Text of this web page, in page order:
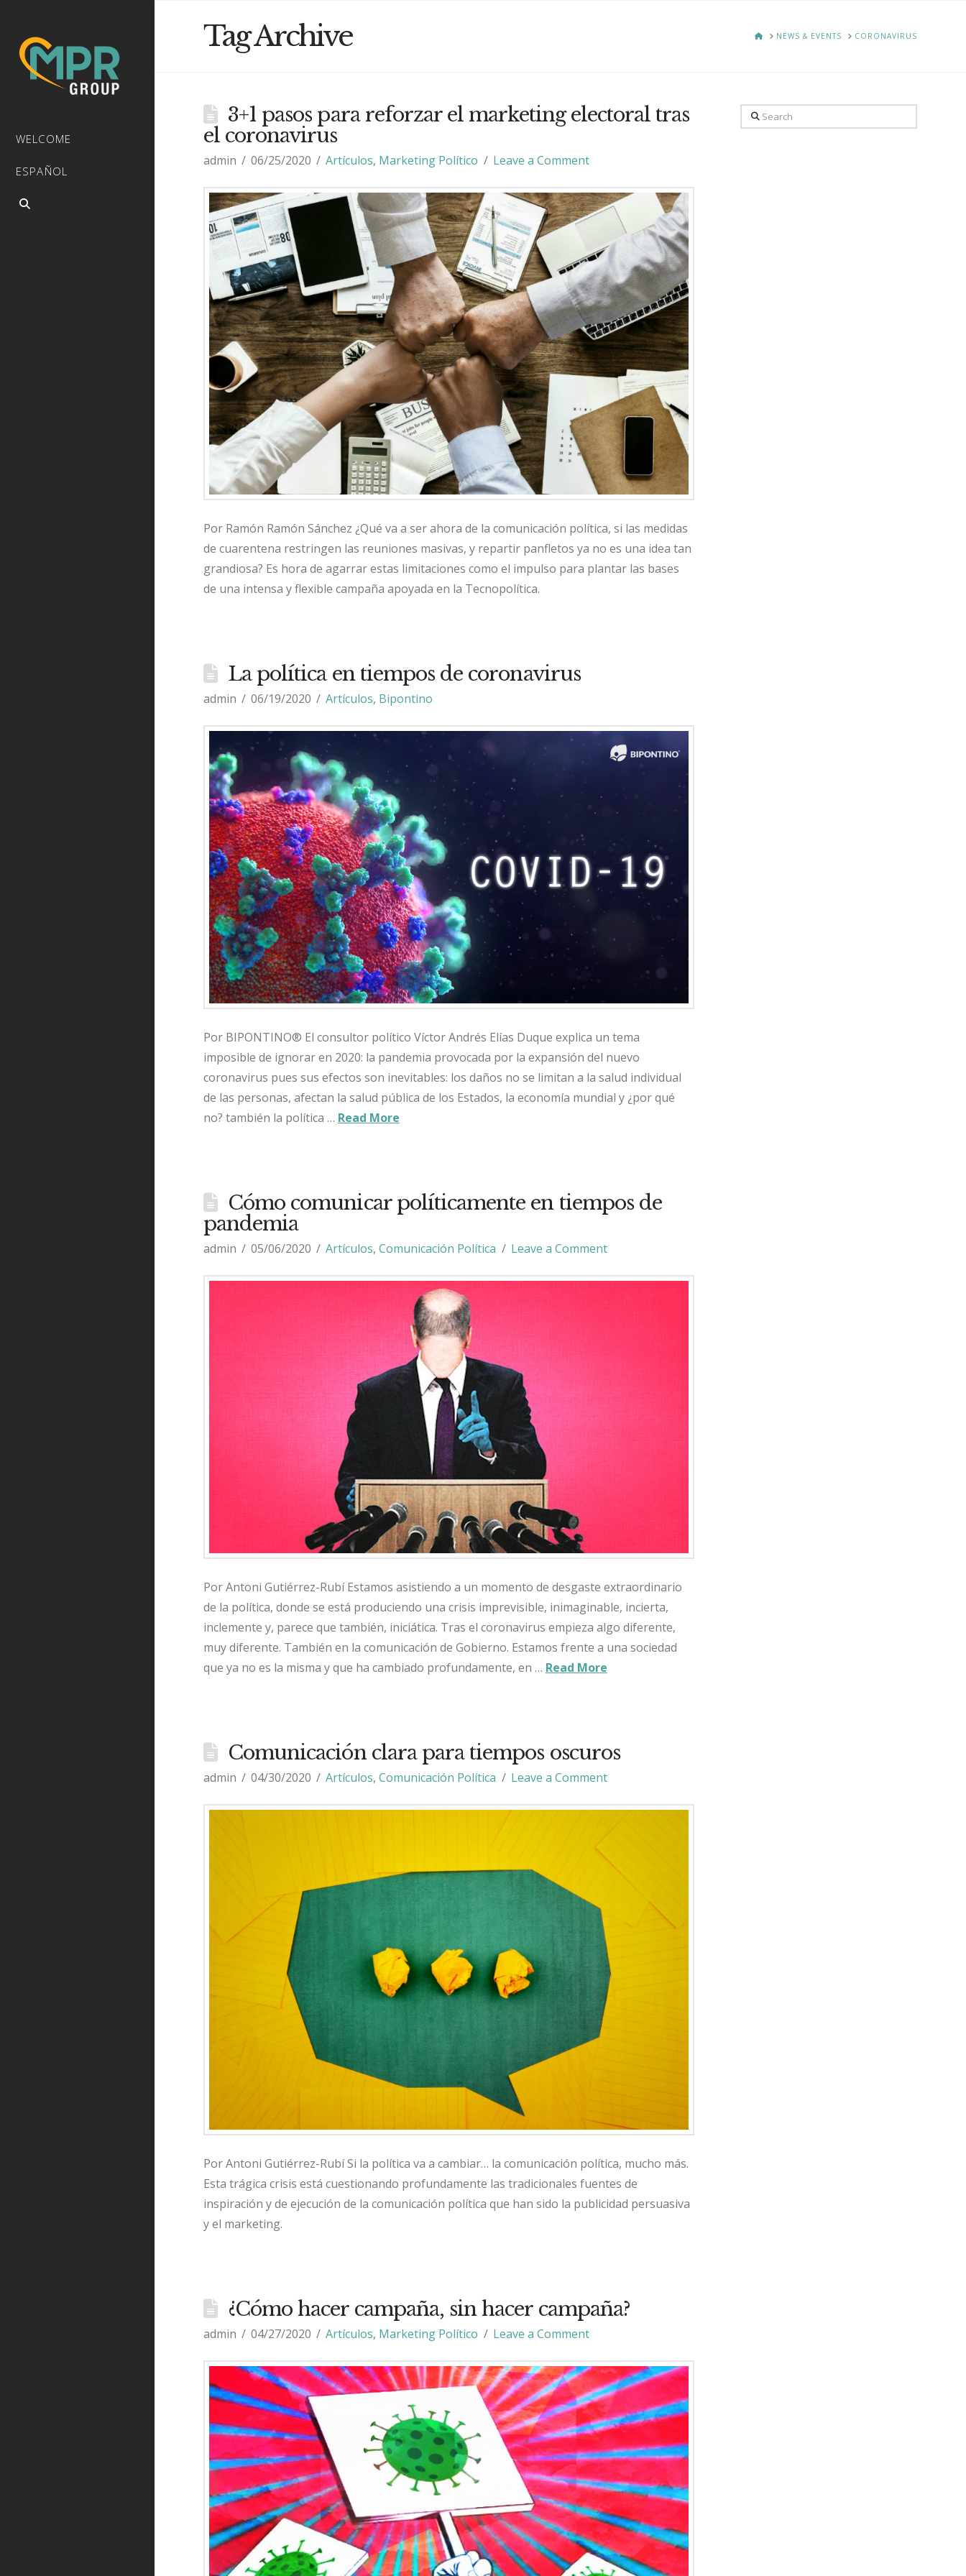
WELCOME
ESPAÑOL
Tag Archive HOMENEWS & EVENTS CORONAVIRUS
3+1 pasos para reforzar el marketing electoral tras
el coronavirus
admin 06/25/2020 Artículos, Marketing Político Leave a Comment
Por Ramón Ramón Sánchez ¿Qué va a ser ahora de la comunicación política, si las medidas
de cuarentena restringen las reuniones masivas, y repartir panfletos ya no es una idea tan
grandiosa? Es hora de agarrar estas limitaciones como el impulso para plantar las bases
de una intensa y flexible campaña apoyada en la Tecnopolítica.
La política en tiempos de coronavirus
admin 06/19/2020 Artículos, Bipontino
Por BIPONTINO® El consultor político Víctor Andrés Elías Duque explica un tema
imposible de ignorar en 2020: la pandemia provocada por la expansión del nuevo
coronavirus pues sus efectos son inevitables: los daños no se limitan a la salud individual
de las personas, afectan la salud pública de los Estados, la economía mundial y ¿por qué
no? también la política … Read More
Cómo comunicar políticamente en tiempos de
pandemia
admin 05/06/2020 Artículos,Comunicación Política Leave a Comment
Por Antoni Gutiérrez-Rubí Estamos asistiendo a un momento de desgaste extraordinario
de la política, donde se está produciendo una crisis imprevisible, inimaginable, incierta,
inclemente y, parece que también, iniciática. Tras el coronavirus empieza algo diferente,
muy diferente. También en la comunicación de Gobierno. Estamos frente a una sociedad
que ya no es la misma y que ha cambiado profundamente, en … Read More
Comunicación clara para tiempos oscuros
admin 04/30/2020 Artículos,Comunicación Política Leave a Comment
Por Antoni Gutiérrez-Rubí Si la política va a cambiar… la comunicación política, mucho más.
Esta trágica crisis está cuestionando profundamente las tradicionales fuentes de
inspiración y de ejecución de la comunicación política que han sido la publicidad persuasiva
y el marketing.
¿Cómo hacer campaña, sin hacer campaña?
admin 04/27/2020 Artículos, Marketing Político Leave a Comment
Search